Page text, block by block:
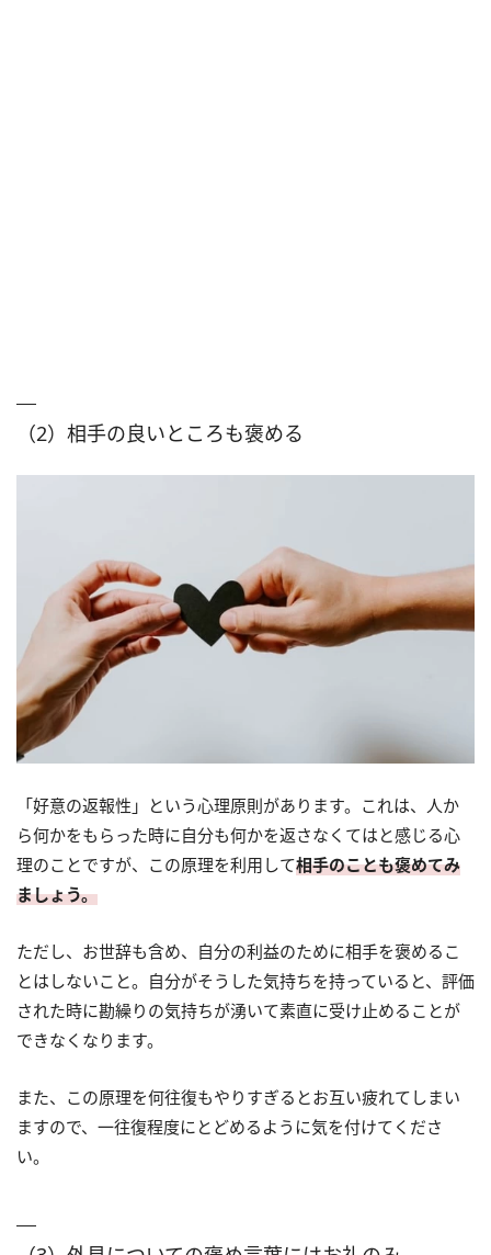
（2）相手の良いところも褒める
「好意の返報性」という心理原則があります。これは、人か
ら何かをもらった時に自分も何かを返さなくてはと感じる心
理のことですが、この原理を利用して相手のことも褒めてみ
ましょう。
ただし、お世辞も含め、自分の利益のために相手を褒めるこ
とはしないこと。自分がそうした気持ちを持っていると、評価
された時に勘繰りの気持ちが湧いて素直に受け止めることが
できなくなります。
また、この原理を何往復もやりすぎるとお互い疲れてしまい
ますので、一往復程度にとどめるように気を付けてくださ
い。